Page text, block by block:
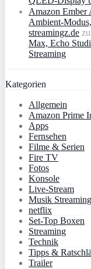
Amazon
streamingz.de zu
Max, Echo
Streaming
Kategorien
Allgemein
Amazon Prime
Apps
Fernsehen
Filme & Serien
Fire TV
Fotos
Konsole
Live-Stream
Musik Streaming
netflix
Set-Top Boxen
Streaming
Technik
Tipps &
Trailer